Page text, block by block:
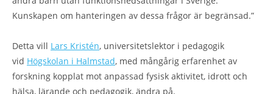
Kunskapen om hanteringen av dessa frågor är begränsad.”
Detta vill Lars Kristén, universitetslektor i pedagogik
vid Högskolan i Halmstad, med mångårig erfarenhet av
forskning kopplat mot anpassad fysisk aktivitet, idrott och
hälsa, lärande och pedagogik, ändra på.